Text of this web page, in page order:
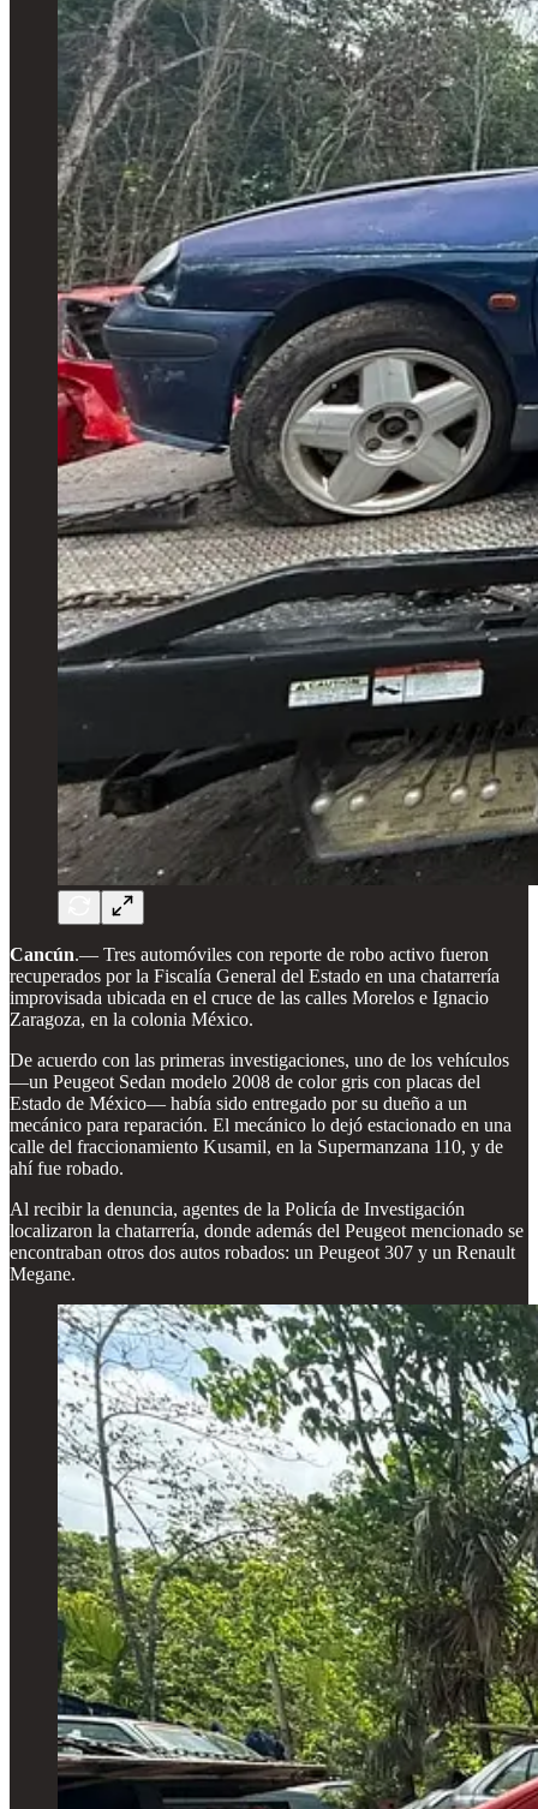
Cancún.— Tres automóviles con reporte de robo activo fueron
recuperados por la Fiscalía General del Estado en una chatarrería
improvisada ubicada en el cruce de las calles Morelos e Ignacio
Zaragoza, en la colonia México.
De acuerdo con las primeras investigaciones, uno de los vehículos
—un Peugeot Sedan modelo 2008 de color gris con placas del
Estado de México— había sido entregado por su dueño a un
mecánico para reparación. El mecánico lo dejó estacionado en una
calle del fraccionamiento Kusamil, en la Supermanzana 110, y de
ahí fue robado.
Al recibir la denuncia, agentes de la Policía de Investigación
localizaron la chatarrería, donde además del Peugeot mencionado se
encontraban otros dos autos robados: un Peugeot 307 y un Renault
Megane.